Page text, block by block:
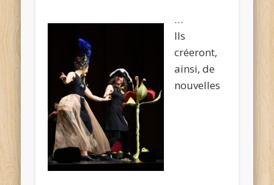
…
Ils
créeront,
ainsi, de
nouvelles